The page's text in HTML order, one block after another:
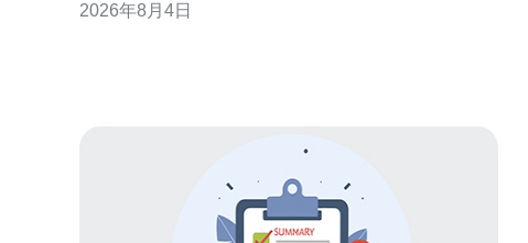
于SEO与地理相关搜索快速定位核心问题。 地段优先
2026年8月4日